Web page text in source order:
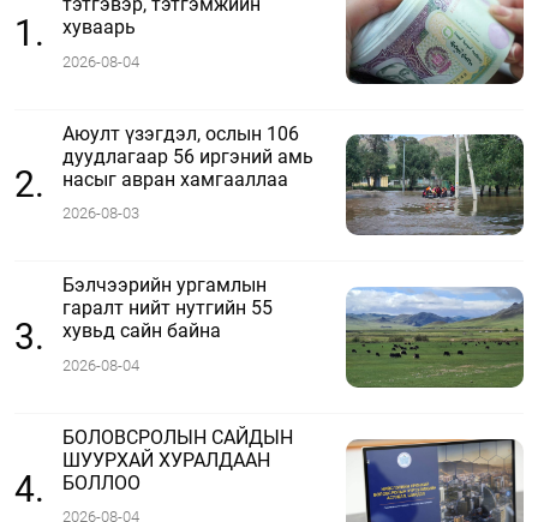
1.
хуваарь
2026-08-04
2.
Аюулт үзэгдэл, ослын 106
дуудлагаар 56 иргэний амь
насыг авран хамгааллаа
2026-08-03
3.
Бэлчээрийн ургамлын
гаралт нийт нутгийн 55
хувьд сайн байна
2026-08-04
4.
БОЛОВСРОЛЫН САЙДЫН
ШУУРХАЙ ХУРАЛДААН
БОЛЛОО
2026-08-04